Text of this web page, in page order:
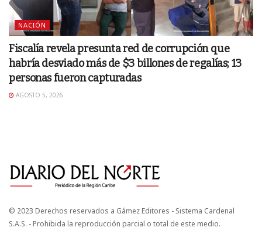
NACIÓN
Fiscalía revela presunta red de corrupción que
habría desviado más de $3 billones de regalías; 13
personas fueron capturadas
AGOSTO 5, 2026
© 2023 Derechos reservados a Gámez Editores - Sistema Cardenal
S.A.S. - Prohibida la reproducción parcial o total de este medio.